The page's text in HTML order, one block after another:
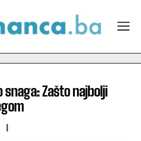
snaga: Zašto najbolji